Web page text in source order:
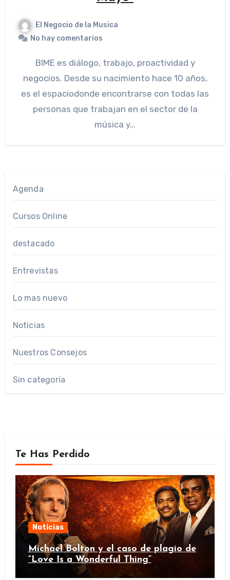
El Negocio de la Musica
No hay comentarios
BIME es diálogo, trabajo, proactividad y
negocios. Desde su nacimiento hace 10 años,
es el espaciodonde encontrarse con todas las
personas que trabajan en el sector de la
música y…
Agenda
Cursos Online
destacado
Entrevistas
Lo mas nuevo
Noticias
Nuestros Consejos
Sin categoría
Te Has Perdido
Noticias
Michael Bolton y el caso de plagio de
“Love Is a Wonderful Thing”